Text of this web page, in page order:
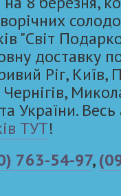
"Світ
доставку
Ріг, Київ,
України.
ТУТ!
763-54-97,